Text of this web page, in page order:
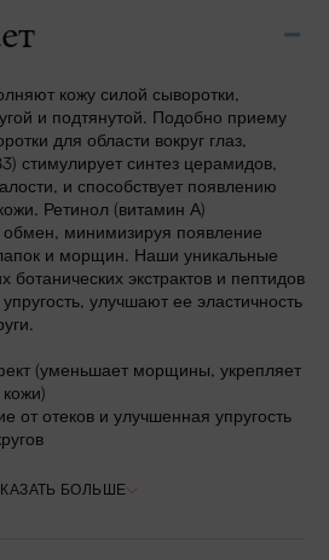
кожу силой сыворотки,
и подтянутой. Подобно приему
для области вокруг глаз,
стимулирует синтез церамидов,
и способствует появлению
Ретинол (витамин А)
обмен, минимизируя появление
и морщин. Наши уникальные
экстрактов и пептидов
улучшают ее эластичность
(уменьшает морщины, укрепляет
от отеков и улучшенная упругость
БОЛЬШЕ